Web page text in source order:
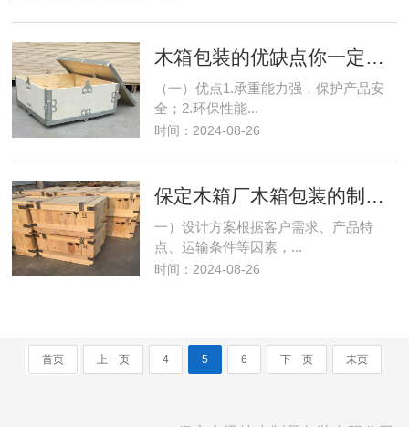
木箱包装的优缺点你一定要了解
（一）优点1.承重能力强，保护产品安
全；2.环保性能...
时间：2024-08-26
保定木箱厂木箱包装的制作工艺
一）设计方案根据客户需求、产品特
点、运输条件等因素，...
时间：2024-08-26
首页 上一页 4 5 6 下一页 末页